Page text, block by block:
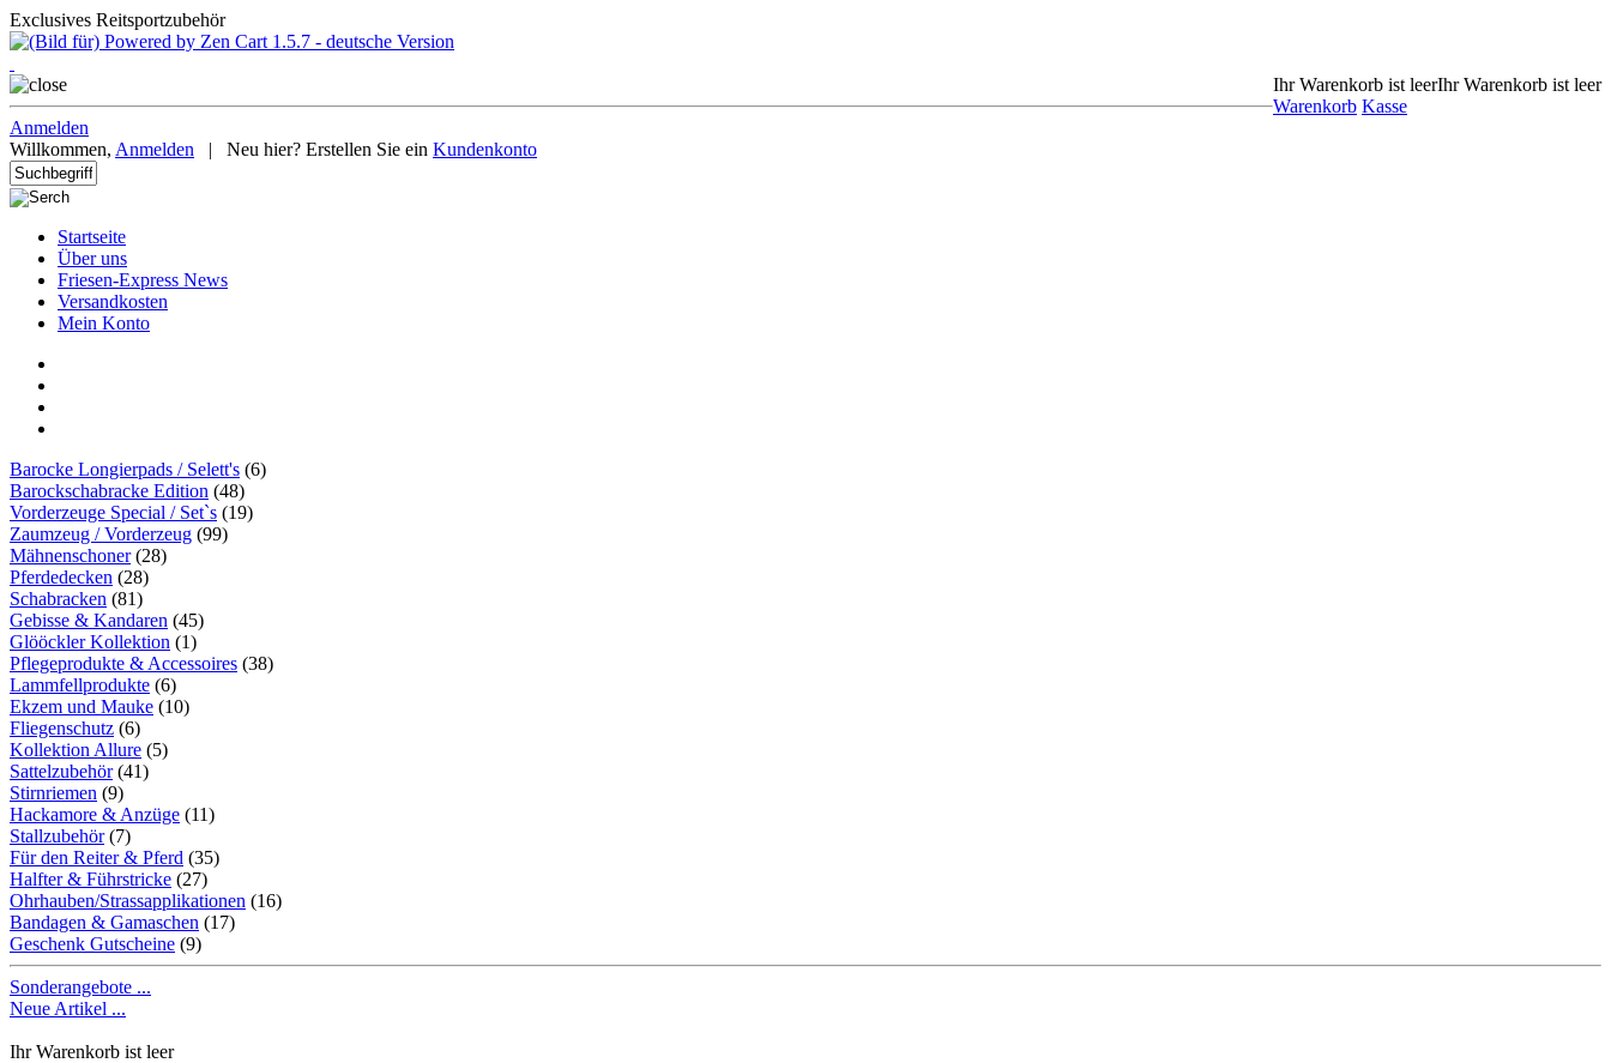
Exclusives Reitsportzubehör
Ihr Warenkorb ist leer
Warenkorb Kasse
Ihr Warenkorb ist leer
Anmelden
Willkommen, Anmelden | Neu hier? Erstellen Sie ein Kundenkonto
Startseite
Über uns
Friesen-Express News
Versandkosten
Mein Konto
Barocke Longierpads / Selett's (6)
Barockschabracke Edition (48)
Vorderzeuge Special / Set`s (19)
Zaumzeug / Vorderzeug (99)
Mähnenschoner(28)
Pferdedecken (28)
Schabracken (81)
Gebisse & Kandaren (45)
Glööckler Kollektion (1)
Pflegeprodukte & Accessoires (38)
Lammfellprodukte (6)
Ekzem und Mauke (10)
Fliegenschutz (6)
Kollektion Allure (5)
Sattelzubehör(41)
Stirnriemen (9)
Hackamore & Anzüge (11)
Stallzubehör(7)
Für den Reiter & Pferd (35)
Halfter & Führstricke (27)
Ohrhauben/Strassapplikationen (16)
Bandagen & Gamaschen (17)
Geschenk Gutscheine (9)
Sonderangebote ...
Neue Artikel ...
Ihr Warenkorb ist leer